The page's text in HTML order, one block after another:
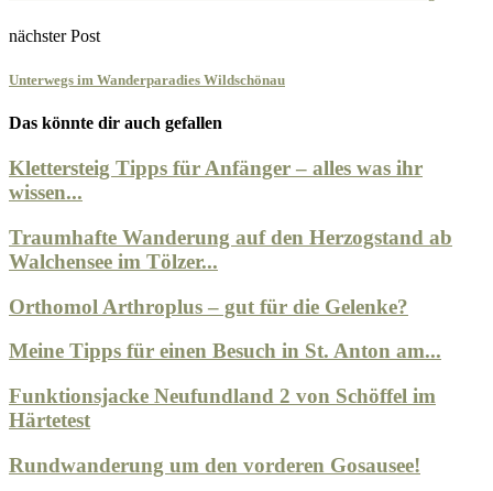
nächster Post
Unterwegs im Wanderparadies Wildschönau
Das könnte dir auch gefallen
Klettersteig Tipps für Anfänger – alles was ihr
wissen...
Traumhafte Wanderung auf den Herzogstand ab
Walchensee im Tölzer...
Orthomol Arthroplus – gut für die Gelenke?
Meine Tipps für einen Besuch in St. Anton am...
Funktionsjacke Neufundland 2 von Schöffel im
Härtetest
Rundwanderung um den vorderen Gosausee!